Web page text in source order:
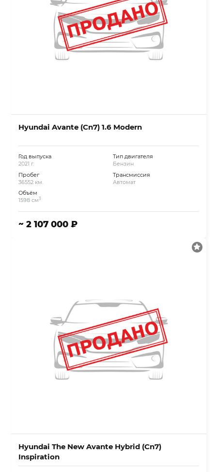
Hyundai Avante (Cn7) 1.6 Modern
Год выпуска
2021 г.
Пробег
36552 км.
Объём
1598 см3
Тип двигателя
Бензин
Трансмиссия
Автомат
~ 2 107 000 ₽
Hyundai The New Avante Hybrid (Cn7)
Inspiration